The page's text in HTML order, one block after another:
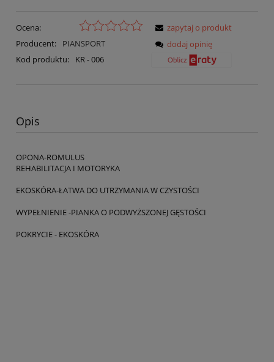
Ocena:
Producent:
PIANSPORT
Kod produktu:
KR - 006
zapytaj o produkt
dodaj opinię
Opis
OPONA-ROMULUS
REHABILITACJA I MOTORYKA
EKOSKÓRA-ŁATWA DO UTRZYMANIA W CZYSTOŚCI
WYPEŁNIENIE -PIANKA O PODWYŻSZONEJ GĘSTOŚCI
POKRYCIE - EKOSKÓRA